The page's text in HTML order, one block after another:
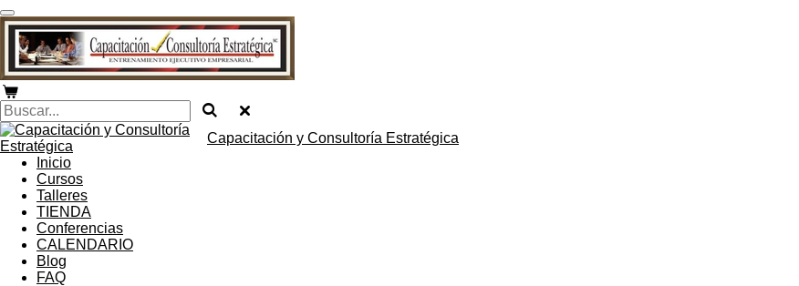
Ir
al
contenido
principal
Capacitación y Consultoría Estratégica
Inicio
Cursos
Talleres
TIENDA
Conferencias
CALENDARIO
Blog
FAQ